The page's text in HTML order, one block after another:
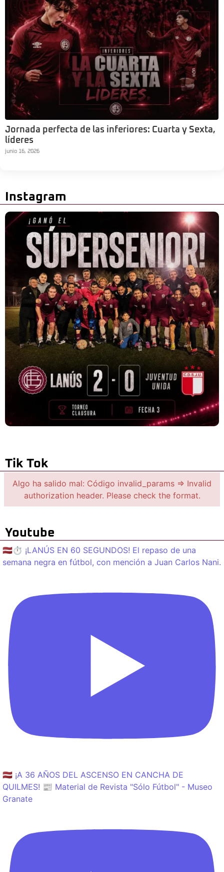
Jornada perfecta de las inferiores: Cuarta y Sexta,
líderes
junio 16, 2026
Instagram
Tik Tok
Algo ha salido mal: Código invalid_params => Invalid
authorization header. Please check the format.
Youtube
🇱🇻⏱️ ¡LANÚS EN 60 SEGUNDOS! El repaso de una
semana negra en fútbol, con mención a Juan Carlos Nani.
🇱🇻 ¡A 36 AÑOS DEL ASCENSO EN CANCHA DE
QUILMES! 📰 Material de Revista "Sólo Fútbol" - Museo
Granate